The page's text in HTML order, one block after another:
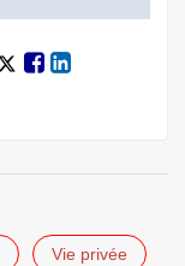
Vie privée